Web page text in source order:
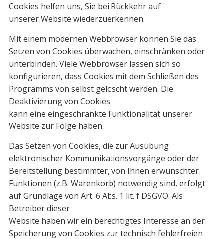
Cookies helfen uns, Sie bei Rückkehr auf
unserer Website wiederzuerkennen.
Mit einem modernen Webbrowser können Sie das
Setzen von Cookies überwachen, einschränken oder
unterbinden. Viele Webbrowser lassen sich so
konfigurieren, dass Cookies mit dem Schließen des
Programms von selbst gelöscht werden. Die
Deaktivierung von Cookies
kann eine eingeschränkte Funktionalität unserer
Website zur Folge haben.
Das Setzen von Cookies, die zur Ausübung
elektronischer Kommunikationsvorgänge oder der
Bereitstellung bestimmter, von Ihnen erwünschter
Funktionen (z.B. Warenkorb) notwendig sind, erfolgt
auf Grundlage von Art. 6 Abs. 1 lit. f DSGVO. Als
Betreiber dieser
Website haben wir ein berechtigtes Interesse an der
Speicherung von Cookies zur technisch fehlerfreien